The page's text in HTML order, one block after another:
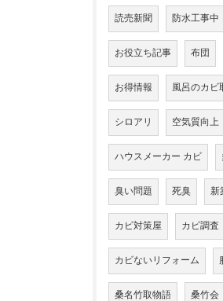
読売新聞 防水工事中
お役立ち記事 布団
お得情報 風呂のカビ
シロアリ 空気質向上
ハウスメーカー カビ
臭い問題 死臭 新
カビ対策屋 カビ調査
カビないリフォーム
桑名竹取物語 桑竹会